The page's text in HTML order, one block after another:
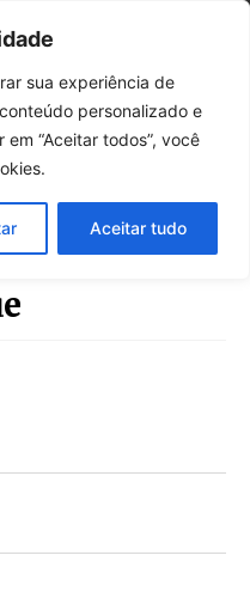
sua experiência de
personalizado e
“Aceitar todos”, você
Aceitar tudo
mutirão de